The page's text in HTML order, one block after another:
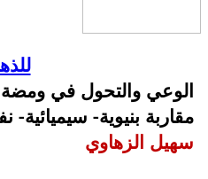
الوعي والتحول في
مقاربة بنيوية-
سهيل الزهاوي